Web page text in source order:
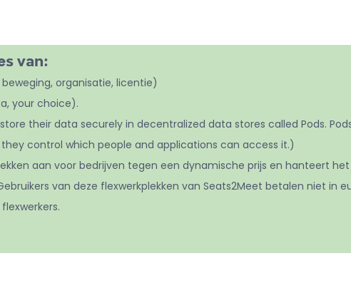
van:
organisatie, licentie)
your choice).
their data securely in decentralized data stores called Pods.
they control which people and applications can access it.)
aan voor bedrijven tegen een dynamische prijs en hanteert
van deze flexwerkplekken van Seats2Meet betalen niet in